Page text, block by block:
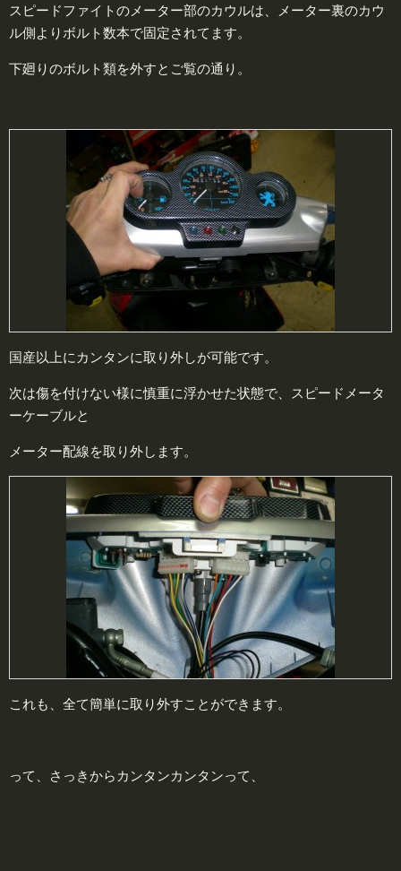
スピードファイトのメーター部のカウルは、メーター裏のカウ
ル側よりボルト数本で固定されてます。
下廻りのボルト類を外すとご覧の通り。
国産以上にカンタンに取り外しが可能です。
次は傷を付けない様に慎重に浮かせた状態で、スピードメータ
ーケーブルと
メーター配線を取り外します。
これも、全て簡単に取り外すことができます。
って、さっきからカンタンカンタンって、